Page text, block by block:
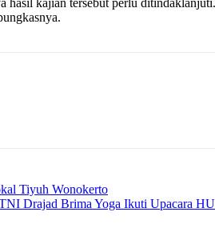
kajian tersebut perlu
Tiyuh Wonokerto
Drajad Brima Yoga Ikuti Upacara